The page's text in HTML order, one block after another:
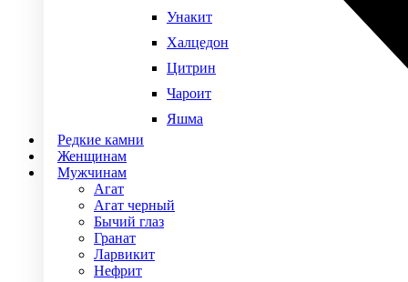
Унакит
Халцедон
Цитрин
Чароит
Яшма
Редкие камни
Женщинам
Мужчинам
Агат
Агат черный
Бычий глаз
Гранат
Ларвикит
Нефрит